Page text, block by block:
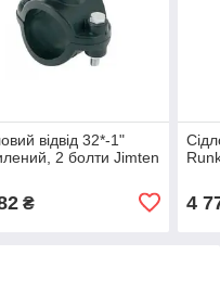
відвід 32*-1"
2 болти Jimten
₴ 4